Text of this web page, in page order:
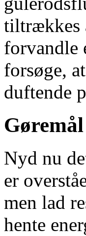
tiltrækkes
forvandle
forsøge,
duftende
Nyd nu
er
men lad
hente